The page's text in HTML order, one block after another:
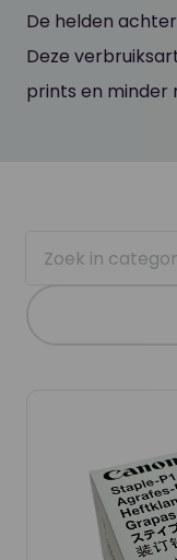
De helden
Deze
prints en minder